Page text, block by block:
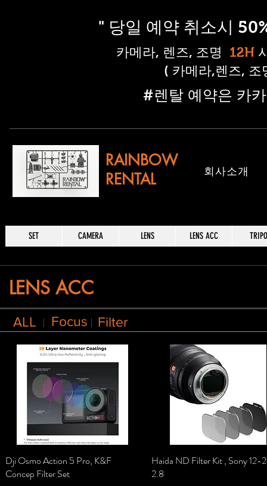
" 당일 예약 취소시
​카메라, 렌즈, 조명 12H
( 카메라,렌즈, 조
​#렌탈 예약은 카
RAINBOW
RENTAL
​회사소개
SET CAMERA LENS LENS ACC
LENS ACC
ALL Focus Filter
제품보기
Dji Osmo Action 5 Pro, K&F
Concep Filter Set
제품보기
Haida ND Filter Kit , Sony 12-
2.8